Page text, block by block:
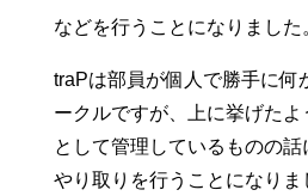
などを行うことになりました
traPは部員が個人で勝手に何
ークルですが、上に挙げた
として管理しているものの話
やり取りを行うことになりま